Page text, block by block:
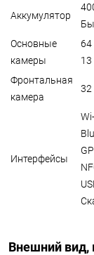
Аккумулятор
Основные
камеры
Фронтальная
камера
Интерфейсы
Внешний вид,